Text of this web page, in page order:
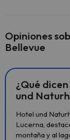
Opiniones
Bellevue
¿Qué
und
Hotel und
Lucerna,
montaña y al